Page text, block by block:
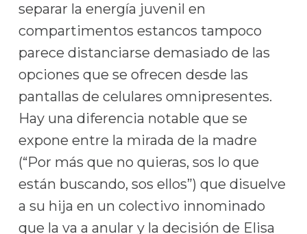
separar la energía juvenil en
compartimentos estancos tampoco
parece distanciarse demasiado de las
opciones que se ofrecen desde las
pantallas de celulares omnipresentes.
Hay una diferencia notable que se
expone entre la mirada de la madre
(“Por más que no quieras, sos lo que
están buscando, sos ellos”) que disuelve
a su hija en un colectivo innominado
que la va a anular y la decisión de Elisa